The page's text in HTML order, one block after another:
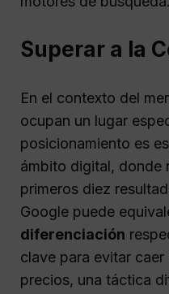
Superar a la
En el contexto del
ocupan un lugar
posicionamiento es
ámbito digital, donde
primeros diez
Google puede
diferenciación
clave para evitar
precios, una táctica